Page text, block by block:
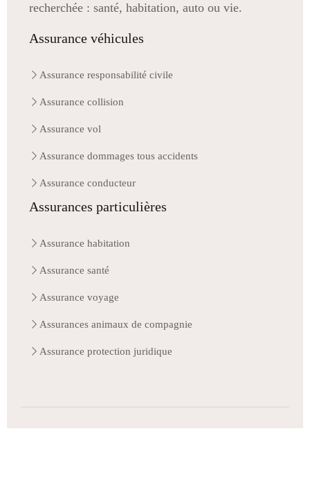
recherchée : santé, habitation, auto ou vie.
Assurance véhicules
Assurance responsabilité civile
Assurance collision
Assurance vol
Assurance dommages tous accidents
Assurance conducteur
Assurances particulières
Assurance habitation
Assurance santé
Assurance voyage
Assurances animaux de compagnie
Assurance protection juridique